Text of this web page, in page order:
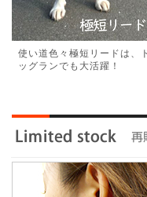
使い道色々極短リードは、
ッグランでも大活躍！